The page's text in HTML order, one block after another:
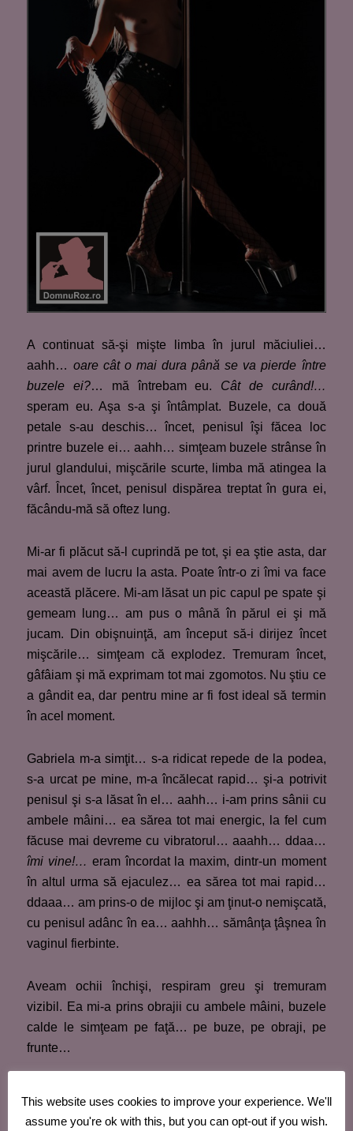
A continuat să-şi mişte limba în jurul măciuliei…
aahh… oare cât o mai dura până se va pierde între
buzele ei?… mă întrebam eu. Cât de curând!…
speram eu. Aşa s-a şi întâmplat. Buzele, ca două
petale s-au deschis… încet, penisul îşi făcea loc
printre buzele ei… aahh… simţeam buzele strânse în
jurul glandului, mişcările scurte, limba mă atingea la
vârf. Încet, încet, penisul dispărea treptat în gura ei,
făcându-mă să oftez lung.
Mi-ar fi plăcut să-l cuprindă pe tot, şi ea ştie asta, dar
mai avem de lucru la asta. Poate într-o zi îmi va face
această plăcere. Mi-am lăsat un pic capul pe spate şi
gemeam lung… am pus o mână în părul ei şi mă
jucam. Din obişnuinţă, am început să-i dirijez încet
mişcările… simţeam că explodez. Tremuram încet,
gâfâiam şi mă exprimam tot mai zgomotos. Nu ştiu ce
a gândit ea, dar pentru mine ar fi fost ideal să termin
în acel moment.
Gabriela m-a simţit… s-a ridicat repede de la podea,
s-a urcat pe mine, m-a încălecat rapid… şi-a potrivit
penisul şi s-a lăsat în el… aahh… i-am prins sânii cu
ambele mâini… ea sărea tot mai energic, la fel cum
făcuse mai devreme cu vibratorul… aaahh… ddaa…
îmi vine!… eram încordat la maxim, dintr-un moment
în altul urma să ejaculez… ea sărea tot mai rapid…
ddaaa… am prins-o de mijloc şi am ţinut-o nemişcată,
cu penisul adânc în ea… aahhh… sămânţa ţâşnea în
vaginul fierbinte.
Aveam ochii închişi, respiram greu şi tremuram
vizibil. Ea mi-a prins obrajii cu ambele mâini, buzele
calde le simţeam pe faţă… pe buze, pe obraji, pe
frunte…
This website uses cookies to improve your experience. We'll
assume you're ok with this, but you can opt-out if you wish.